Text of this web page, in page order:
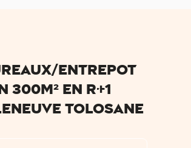
ENTREPOT
300M² EN R+1
TOLOSANE